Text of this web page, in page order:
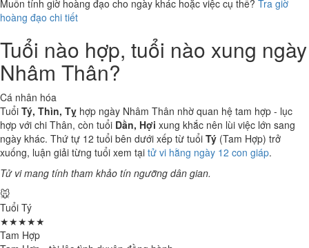
Muốn tính giờ hoàng đạo cho ngày khác hoặc việc cụ thể? Tra giờ
hoàng đạo chi tiết
Tuổi nào hợp, tuổi nào xung ngày
Nhâm Thân?
Cá nhân hóa
Tuổi Tý, Thìn, Tỵ hợp ngày Nhâm Thân nhờ quan hệ tam hợp - lục
hợp với chi Thân, còn tuổi Dần, Hợi xung khắc nên lùi việc lớn sang
ngày khác. Thứ tự 12 tuổi bên dưới xếp từ tuổi Tý (Tam Hợp) trở
xuống, luận giải từng tuổi xem tại tử vi hằng ngày 12 con giáp.
Tử vi mang tính tham khảo tín ngưỡng dân gian.
🐭
Tuổi Tý
★★★★★
Tam Hợp